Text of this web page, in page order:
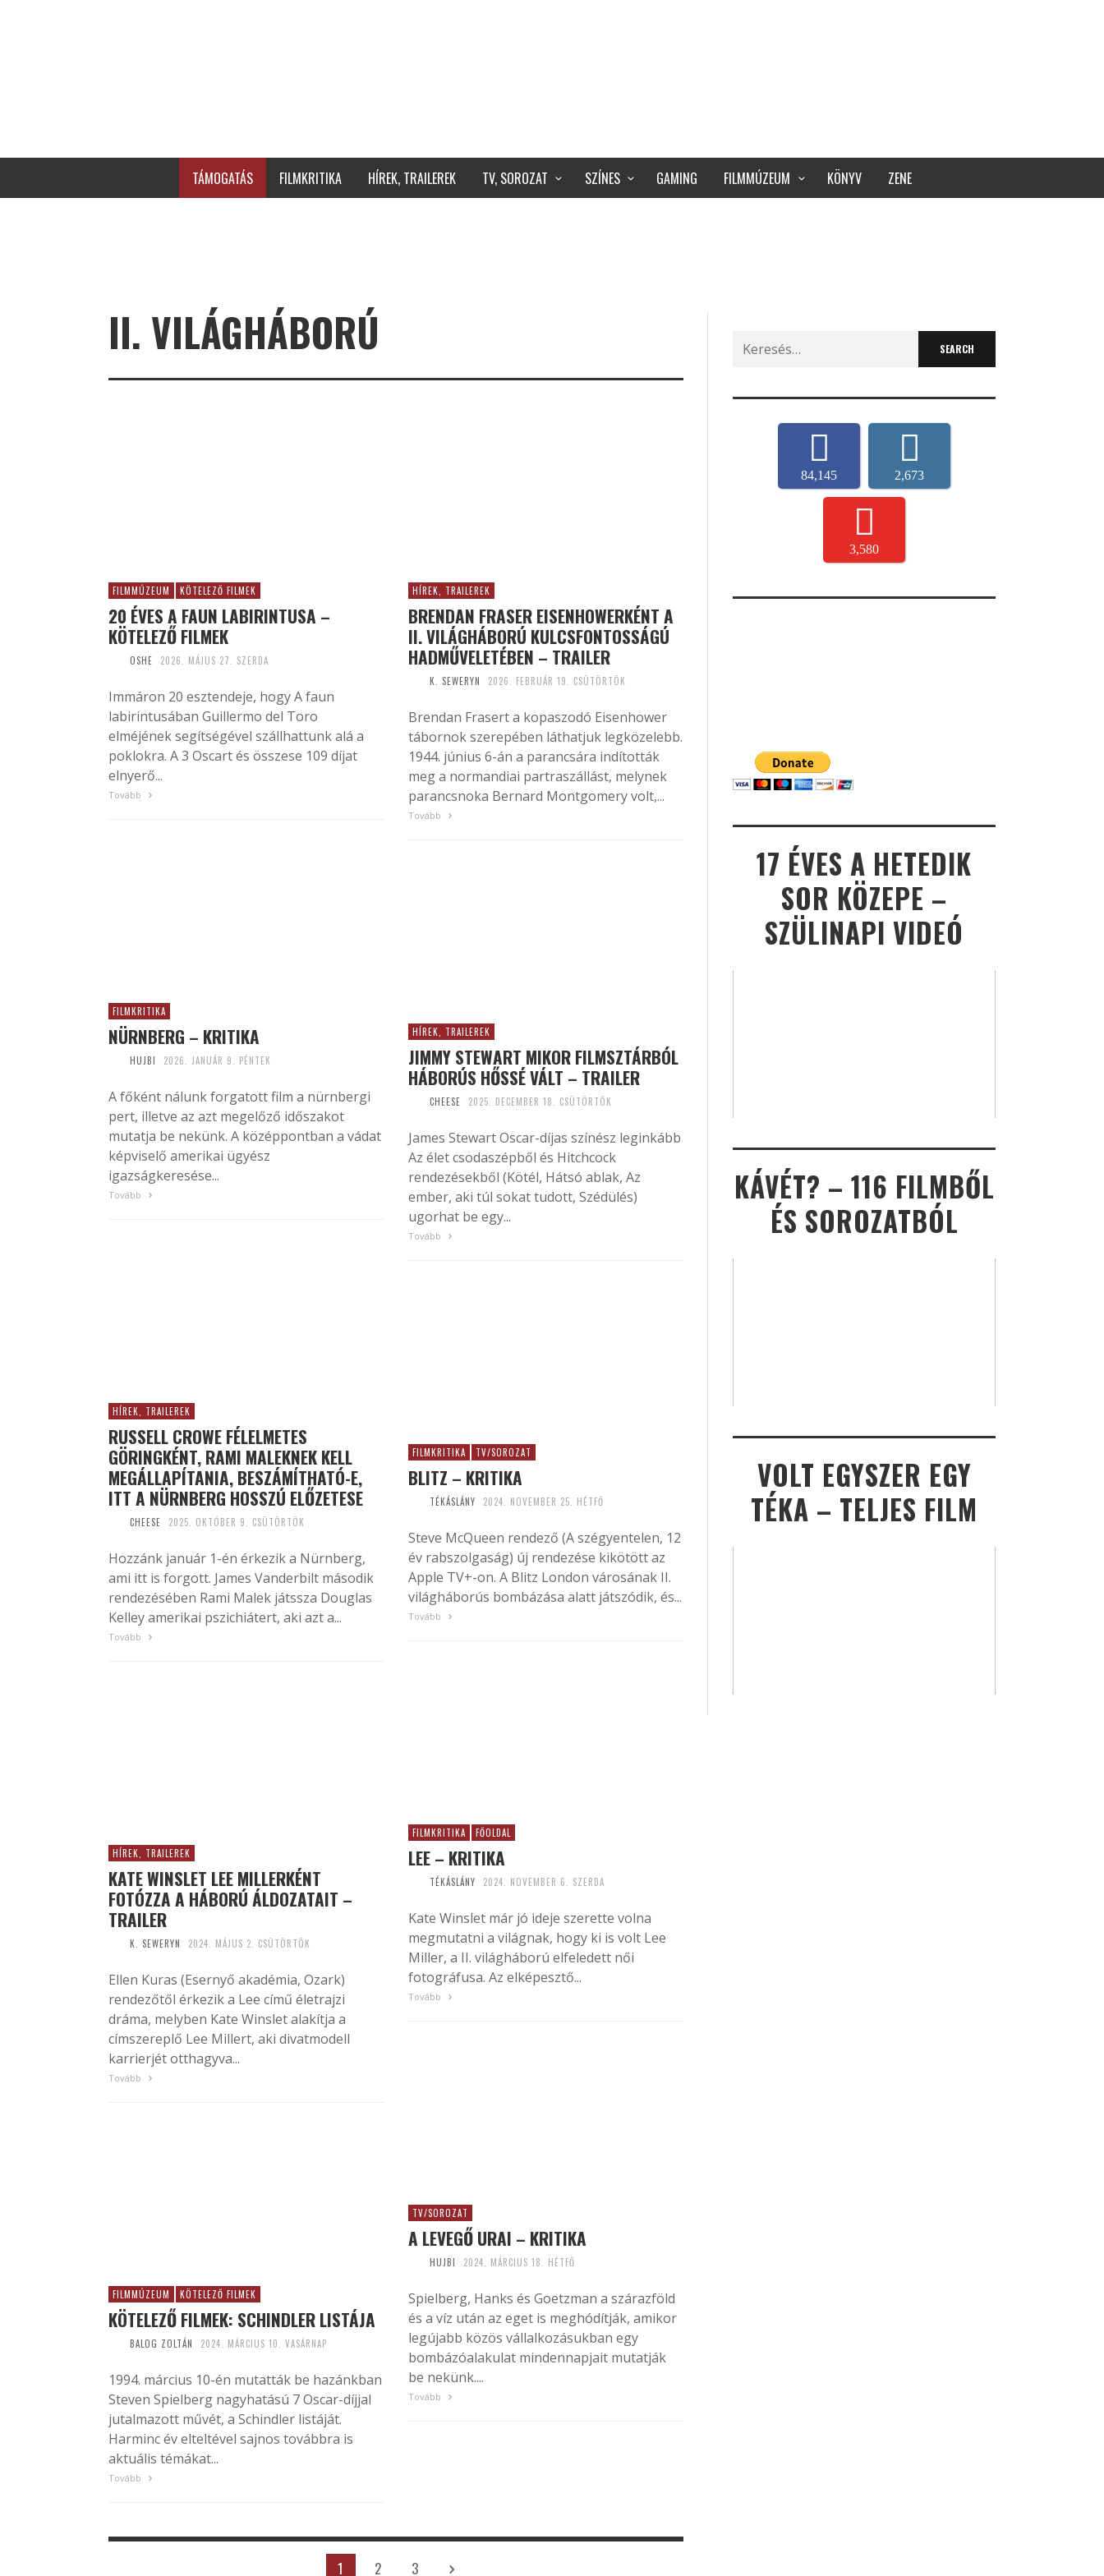
TÁMOGATÁS FILMKRITIKA HÍREK, TRAILEREK TV, SOROZAT SZÍNES GAMING FILMMÚZEUM KÖNYV ZENE
II. VILÁGHÁBORÚ
FILMMÚZEUM KÖTELEZŐ FILMEK
20 ÉVES A FAUN LABIRINTUSA –
KÖTELEZŐ FILMEK
OSHE 2026. MÁJUS 27. SZERDA
Immáron 20 esztendeje, hogy A faun
labirintusában Guillermo del Toro
elméjének segítségével szállhattunk alá a
poklokra. A 3 Oscart és összese 109 díjat
elnyerő...
Tovább
HÍREK, TRAILEREK
BRENDAN FRASER EISENHOWERKÉNT A
II. VILÁGHÁBORÚ KULCSFONTOSSÁGÚ
HADMŰVELETÉBEN – TRAILER
K. SEWERYN 2026. FEBRUÁR 19. CSÜTÖRTÖK
Brendan Frasert a kopaszodó Eisenhower
tábornok szerepében láthatjuk legközelebb.
1944. június 6-án a parancsára indították
meg a normandiai partraszállást, melynek
parancsnoka Bernard Montgomery volt,...
Tovább
FILMKRITIKA
NÜRNBERG – KRITIKA
HUJBI 2026. JANUÁR 9. PÉNTEK
A főként nálunk forgatott film a nürnbergi
pert, illetve az azt megelőző időszakot
mutatja be nekünk. A középpontban a vádat
képviselő amerikai ügyész
igazságkeresése...
Tovább
HÍREK, TRAILEREK
JIMMY STEWART MIKOR FILMSZTÁRBÓL
HÁBORÚS HŐSSÉ VÁLT – TRAILER
CHEESE 2025. DECEMBER 18. CSÜTÖRTÖK
James Stewart Oscar-díjas színész leginkább
Az élet csodaszépből és Hitchcock
rendezésekből (Kötél, Hátsó ablak, Az
ember, aki túl sokat tudott, Szédülés)
ugorhat be egy...
Tovább
HÍREK, TRAILEREK
RUSSELL CROWE FÉLELMETES
GÖRINGKÉNT, RAMI MALEKNEK KELL
MEGÁLLAPÍTANIA, BESZÁMÍTHATÓ-E,
ITT A NÜRNBERG HOSSZÚ ELŐZETESE
CHEESE 2025. OKTÓBER 9. CSÜTÖRTÖK
Hozzánk január 1-én érkezik a Nürnberg,
ami itt is forgott. James Vanderbilt második
rendezésében Rami Malek játssza Douglas
Kelley amerikai pszichiátert, aki azt a...
Tovább
FILMKRITIKA TV/SOROZAT
BLITZ – KRITIKA
TÉKÁSLÁNY 2024. NOVEMBER 25. HÉTFŐ
Steve McQueen rendező (A szégyentelen, 12
év rabszolgaság) új rendezése kikötött az
Apple TV+-on. A Blitz London városának II.
világháborús bombázása alatt játszódik, és...
Tovább
FILMKRITIKA FŐOLDAL
LEE – KRITIKA
TÉKÁSLÁNY 2024. NOVEMBER 6. SZERDA
Kate Winslet már jó ideje szerette volna
megmutatni a világnak, hogy ki is volt Lee
Miller, a II. világháború elfeledett női
fotográfusa. Az elképesztő...
Tovább
HÍREK, TRAILEREK
KATE WINSLET LEE MILLERKÉNT
FOTÓZZA A HÁBORÚ ÁLDOZATAIT –
TRAILER
K. SEWERYN 2024. MÁJUS 2. CSÜTÖRTÖK
Ellen Kuras (Esernyő akadémia, Ozark)
rendezőtől érkezik a Lee című életrajzi
dráma, melyben Kate Winslet alakítja a
címszereplő Lee Millert, aki divatmodell
karrierjét otthagyva...
Tovább
TV/SOROZAT
A LEVEGŐ URAI – KRITIKA
HUJBI 2024. MÁRCIUS 18. HÉTFŐ
Spielberg, Hanks és Goetzman a szárazföld
és a víz után az eget is meghódítják, amikor
legújabb közös vállalkozásukban egy
bombázóalakulat mindennapjait mutatják
be nekünk....
Tovább
FILMMÚZEUM KÖTELEZŐ FILMEK
KÖTELEZŐ FILMEK: SCHINDLER LISTÁJA
BALOG ZOLTÁN 2024. MÁRCIUS 10. VASÁRNAP
1994. március 10-én mutatták be hazánkban
Steven Spielberg nagyhatású 7 Oscar-díjjal
jutalmazott művét, a Schindler listáját.
Harminc év elteltével sajnos továbbra is
aktuális témákat...
Tovább
1 2 3
Search
for:
84,145 2,673
3,580
17 ÉVES A HETEDIK
SOR KÖZEPE –
SZÜLINAPI VIDEÓ
KÁVÉT? – 116 FILMBŐL
ÉS SOROZATBÓL
VOLT EGYSZER EGY
TÉKA – TELJES FILM